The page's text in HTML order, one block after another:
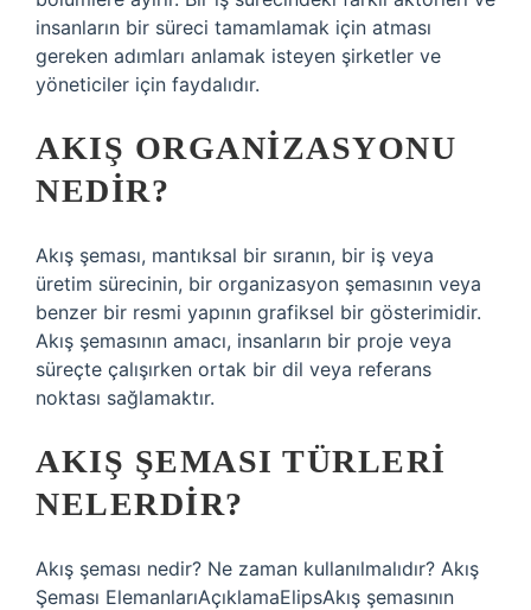
insanların bir süreci tamamlamak için atması
gereken adımları anlamak isteyen şirketler ve
yöneticiler için faydalıdır.
AKIŞ ORGANIZASYONU
NEDIR?
Akış şeması, mantıksal bir sıranın, bir iş veya
üretim sürecinin, bir organizasyon şemasının veya
benzer bir resmi yapının grafiksel bir gösterimidir.
Akış şemasının amacı, insanların bir proje veya
süreçte çalışırken ortak bir dil veya referans
noktası sağlamaktır.
AKIŞ ŞEMASI TÜRLERI
NELERDIR?
Akış şeması nedir? Ne zaman kullanılmalıdır? Akış
Şeması ElemanlarıAçıklamaElipsAkış şemasının